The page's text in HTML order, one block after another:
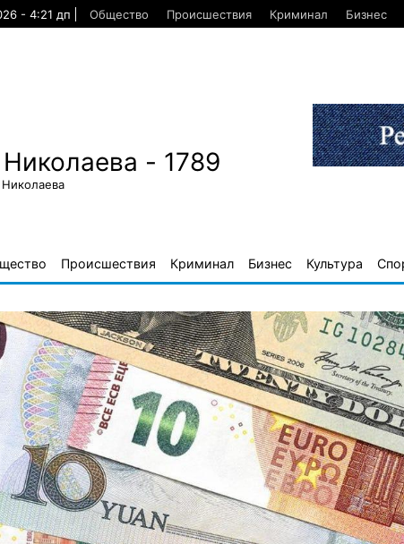
- 4:21 дп Общество Происшествия Криминал Бизнес
- 1789
Происшествия Криминал Бизнес Культура